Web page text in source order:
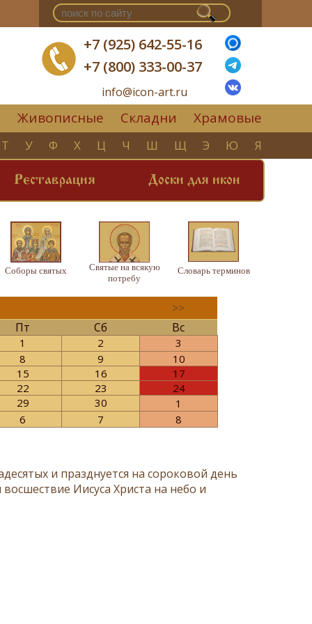
+7 (925) 642-55-16
+7 (800) 333-00-37
info@icon-art.ru
Живописные Складни Храмовые
Т У Ф Х Ц Ч Ш Щ Э Ю Я
Реставрация Доски для икон
Соборы святых
Святые на всякую
потребу
Словарь терминов
>>
Пт Сб Вс
1 2
3
8 9
10
15 16
17
22 23
24
29 30
1
6 7 8
и празднуется на сороковой день
Иисуса Христа на небо и